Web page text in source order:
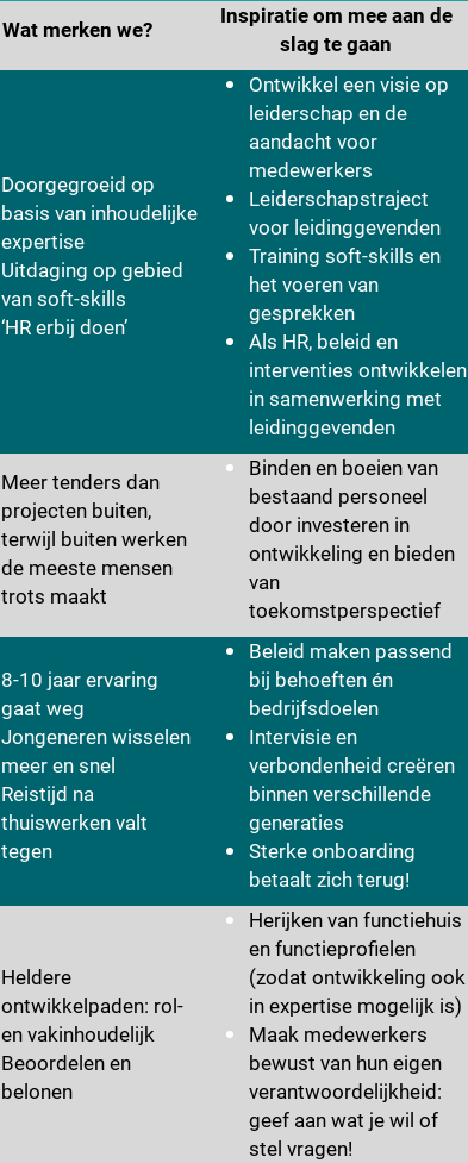
Wat merken we?
Inspiratie om mee aan de
slag te gaan
Doorgegroeid op
basis van inhoudelijke
expertise
Uitdaging op gebied
van soft-skills
‘HR erbij doen’
Ontwikkel een visie op
leiderschap en de
aandacht voor
medewerkers
Leiderschapstraject
voor leidinggevenden
Training soft-skills en
het voeren van
gesprekken
Als HR, beleid en
interventies ontwikkelen
in samenwerking met
leidinggevenden
Meer tenders dan
projecten buiten,
terwijl buiten werken
de meeste mensen
trots maakt
Binden en boeien van
bestaand personeel
door investeren in
ontwikkeling en bieden
van
toekomstperspectief
8-10 jaar ervaring
gaat weg
Jongeneren wisselen
meer en snel
Reistijd na
thuiswerken valt
tegen
Beleid maken passend
bij behoeften én
bedrijfsdoelen
Intervisie en
verbondenheid creëren
binnen verschillende
generaties
Sterke onboarding
betaalt zich terug!
Heldere
ontwikkelpaden: rol-
en vakinhoudelijk
Beoordelen en
belonen
Herijken van functiehuis
en functieprofielen
(zodat ontwikkeling ook
in expertise mogelijk is)
Maak medewerkers
bewust van hun eigen
verantwoordelijkheid:
geef aan wat je wil of
stel vragen!